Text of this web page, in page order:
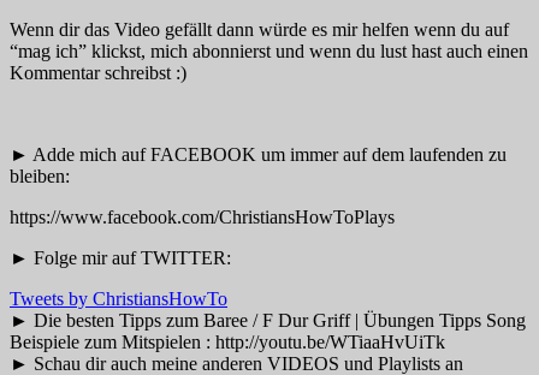
Wenn dir das Video gefällt dann würde es mir helfen wenn du auf
“mag ich” klickst, mich abonnierst und wenn du lust hast auch einen
Kommentar schreibst :)
► Adde mich auf FACEBOOK um immer auf dem laufenden zu
bleiben:
https://www.facebook.com/ChristiansHowToPlays
► Folge mir auf TWITTER:
Tweets by ChristiansHowTo
► Die besten Tipps zum Baree / F Dur Griff | Übungen Tipps Song
Beispiele zum Mitspielen : http://youtu.be/WTiaaHvUiTk
► Schau dir auch meine anderen VIDEOS und Playlists an